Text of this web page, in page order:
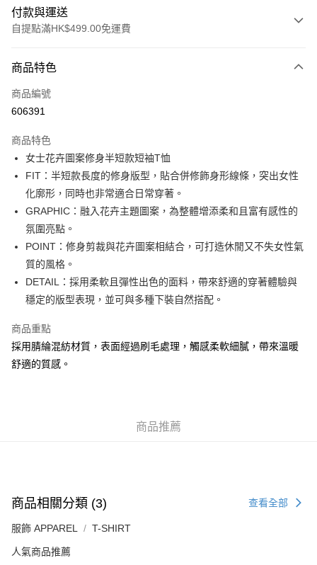
付款與運送
自提點滿HK$499.00免運費
信用卡
Apple Pay
AlipayHK
WeChat Pay
送貨方式
每筆HK$50.00，滿HK$499.00或以上免運費
付款後順豐合作便利店
每筆HK$50.00，滿HK$499.00或以上免運費
送貨上門免運優惠
每筆HK$50.00，滿HK$499.00或以上免運費
商品特色
商品編號
606391
商品特色
女士花卉圖案修身半短款短袖T恤
FIT：半短款長度的修身版型，貼合併修飾身形線條，突出女性
化廓形，同時也非常適合日常穿著。
GRAPHIC：融入花卉主題圖案，為整體增添柔和且富有感性的
氛圍亮點。
POINT：修身剪裁與花卉圖案相結合，可打造休閒又不失女性氣
質的風格。
DETAIL：採用柔軟且彈性出色的面料，帶來舒適的穿著體驗與
穩定的版型表現，並可與多種下裝自然搭配。
商品重點
採用腈綸混紡材質，表面經過刷毛處理，觸感柔軟細膩，帶來溫暖
舒適的質感。
商品推薦
商品相關分類 (3) 查看全部
服飾 APPAREL T-SHIRT
人氣商品推薦